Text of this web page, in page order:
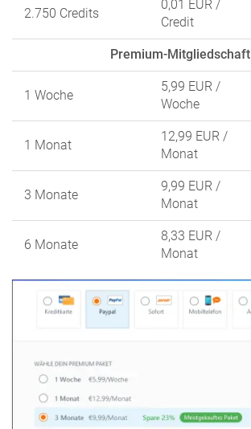
2.750 Credits
0,01 EUR /
Credit
Premium-Mitgliedschaft
1 Woche
5,99 EUR /
Woche
1 Monat
12,99 EUR /
Monat
3 Monate
9,99 EUR /
Monat
6 Monate
8,33 EUR /
Monat